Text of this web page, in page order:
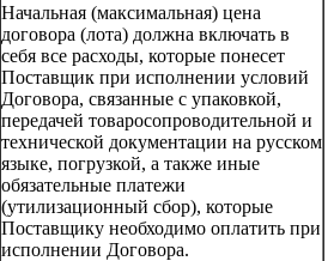
Начальная (максимальная) цена
договора (лота) должна включать в
себя все расходы, которые понесет
Поставщик при исполнении условий
Договора, связанные с упаковкой,
передачей товаросопроводительной и
технической документации на русском
языке, погрузкой, а также иные
обязательные платежи
(утилизационный сбор), которые
Поставщику необходимо оплатить при
исполнении Договора.